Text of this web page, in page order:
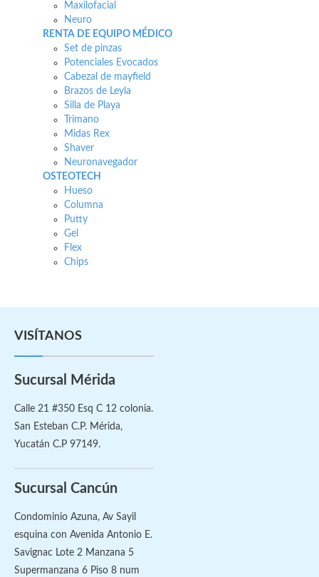
Maxilofacial
Neuro
RENTA DE EQUIPO MÉDICO
Set de pinzas
Potenciales Evocados
Cabezal de mayfield
Brazos de Leyla
Silla de Playa
Trimano
Midas Rex
Shaver
Neuronavegador
OSTEOTECH
Hueso
Columna
Putty
Gel
Flex
Chips
VISÍTANOS
Sucursal Mérida
Calle 21 #350 Esq C 12 colonia.
San Esteban C.P. Mérida,
Yucatán C.P 97149.
Sucursal Cancún
Condominio Azuna, Av Sayil
esquina con Avenida Antonio E.
Savignac Lote 2 Manzana 5
Supermanzana 6 Piso 8 num